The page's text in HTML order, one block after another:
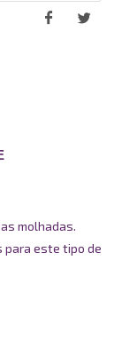
molhadas.
para este tipo de